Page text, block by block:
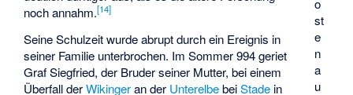
o
st
e
n
a
u
noch annahm.[14]
Seine Schulzeit wurde abrupt durch ein Ereignis in
seiner Familie unterbrochen. Im Sommer 994 geriet
Graf Siegfried, der Bruder seiner Mutter, bei einem
Überfall derWikingeran der UnterelbebeiStade in